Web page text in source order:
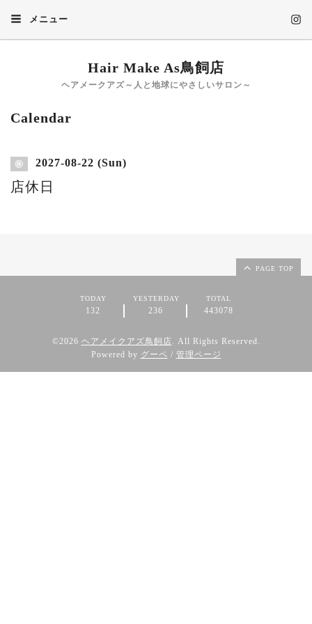
メニュー
Hair Make As鳥飼店
ヘアメークアズ～人と地球にやさしいサロン～
Calendar
㊡ 2027-08-22 (Sun)
店休日
PAGE TOP
TODAY
132
YESTERDAY
236
TOTAL
443078
©2026 ヘアメイクアズ鳥飼店. All Rights Reserved.
Powered by グーペ / 管理ページ